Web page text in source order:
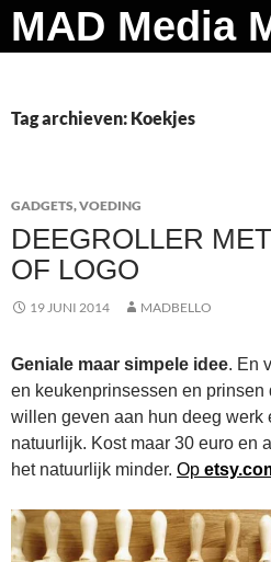
Ga
naar
Zoeken
Tag archieven: Koekjes
GADGETS,VOEDING
DEEGROLLER
OF LOGO
19 JUNI 2014 MADBELLO
Geniale maar simpele idee. En
en keukenprinsessen en prinsen
willen geven aan hun deeg werk
natuurlijk. Kost maar 30 euro en
het natuurlijk minder. Op